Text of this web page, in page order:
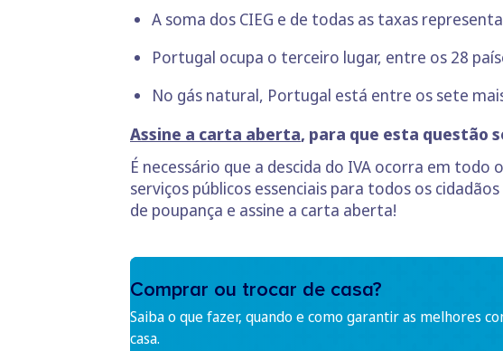
A soma dos CIEG e de todas as taxas
Portugal ocupa o terceiro lugar, entre os 28
No gás natural, Portugal está entre os sete
Assine a carta aberta, para que esta questão
É necessário que a descida do IVA ocorra em
serviços públicos essenciais para todos os
de poupança e assine a carta aberta!
Comprar ou trocar de casa?
Saiba o que fazer, quando e como garantir as melhores
casa.